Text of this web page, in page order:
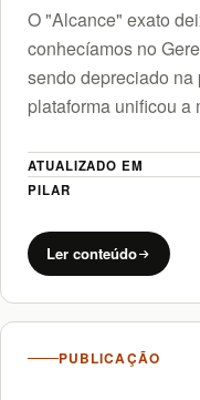
O "Alcance" exato
conhecíamos no
sendo depreciado na
plataforma unificou
ATUALIZADO EM
PILAR
Ler conteúdo
PUBLICAÇÃO